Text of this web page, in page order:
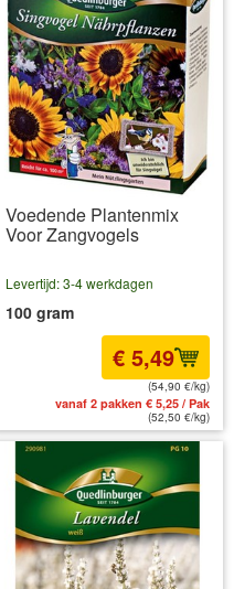
Voedende Plantenmix
Voor Zangvogels
Levertijd: 3-4 werkdagen
100 gram
€ 5,49
(54,90 €/kg)
vanaf 2 pakken € 5,25 / Pak
(52,50 €/kg)